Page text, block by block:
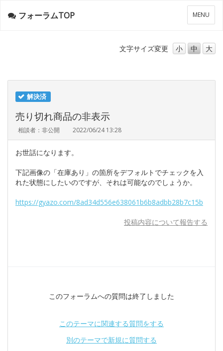
メ
ニ
ー
MENU
フォーラムTOP
文字サイズ変更 小 中 大
解決済
売り切れ商品の非表示
相談者：非公開 2022/06/24 13:28
お世話になります。
下記画像の「在庫あり」の箇所をデフォルトでチェックを入
れた状態にしたいのですが、それは可能なのでしょうか。
https://gyazo.com/8ad34d556e638061b6b8adbb28b7c15b
投稿内容について報告する
このフォーラムへの質問は終了しました
このテーマに関連する質問をする
別のテーマで新規に質問する